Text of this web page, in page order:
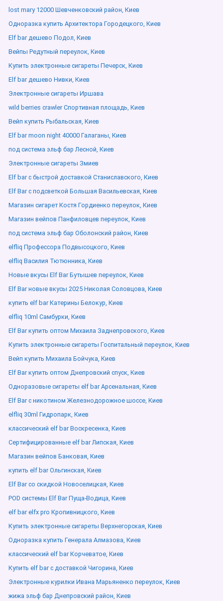
lost mary 12000 Шевченковский район, Киев
Одноразка купить Архитектора Городецкого, Киев
Elf bar дешево Подол, Киев
Вейпы Редутный переулок, Киев
Купить электронные сигареты Печерск, Киев
Elf bar дешево Нивки, Киев
Электронные сигареты Иршава
wild berries crawler Спортивная площадь, Киев
Вейп купить Рыбальская, Киев
Elf bar moon night 40000 Галаганы, Киев
под система эльф бар Лесной, Киев
Электронные сигареты Змиев
Elf bar с быстрой доставкой Станиславского, Киев
Elf Bar с подсветкой Большая Васильевская, Киев
Магазин сигарет Костя Гордиенко переулок, Киев
Магазин вейпов Панфиловцев переулок, Киев
под система эльф бар Оболонский район, Киев
elfliq Профессора Подвысоцкого, Киев
elfliq Василия Тютюнника, Киев
Новые вкусы Elf Bar Бутышев переулок, Киев
Elf Bar новые вкусы 2025 Николая Соловцова, Киев
купить elf bar Катерины Белокур, Киев
elfliq 10ml Самбурки, Киев
Elf Bar купить оптом Михаила Заднепровского, Киев
Купить электронные сигареты Госпитальный переулок, Киев
Вейп купить Михаила Бойчука, Киев
Elf Bar купить оптом Днепровский спуск, Киев
Одноразовые сигареты elf bar Арсенальная, Киев
Elf Bar с никотином Железнодорожное шоссе, Киев
elfliq 30ml Гидропарк, Киев
классический elf bar Воскресенка, Киев
Сертифицированные elf bar Липская, Киев
Магазин вейпов Банковая, Киев
купить elf bar Ольгинская, Киев
Elf Bar со скидкой Новоселицкая, Киев
POD системы Elf Bar Пуща-Водица, Киев
elf bar elfx pro Кропивницкого, Киев
Купить электронные сигареты Верхнегорская, Киев
Одноразка купить Генерала Алмазова, Киев
классический elf bar Корчеватое, Киев
Купить elf bar с доставкой Чигорина, Киев
Электронные курилки Ивана Марьяненко переулок, Киев
жижа эльф бар Днепровский район, Киев